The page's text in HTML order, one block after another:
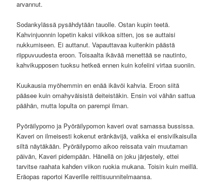
arvannut.
Sodankylässä pysähdytään tauolle. Ostan kupin teetä.
Kahvinjuonnin lopetin kaksi viikkoa sitten, jos se auttaisi
nukkumiseen. Ei auttanut. Vapauttavaa kuitenkin päästä
riippuvuudesta eroon. Toisaalta ikävää menettää se nautinto,
kahvikupposen tuoksu hetkeä ennen kuin kofeiini virtaa suoniin.
Kuukausia myöhemmin en enää ikävöi kahvia. Eroon siitä
pääsee kuin omahyväisistä deiteistäkin. Ensin voi vähän sattua
päähän, mutta lopulta on parempi ilman.
Pyöräilypomo ja Pyöräilypomon kaveri ovat samassa bussissa.
Kaveri on ilmeisesti kokenut eränkävijä, vaikka ei ensivilkaisulla
siltä näytäkään. Pyöräilypomo aikoo reissata vain muutaman
päivän, Kaveri pidempään. Hänellä on joku järjestely, ettei
tarvitse raahata kahden viikon ruokia mukana. Toisin kuin meillä.
Eräopas raportoi Kaverille reittisuunnitelmaansa.